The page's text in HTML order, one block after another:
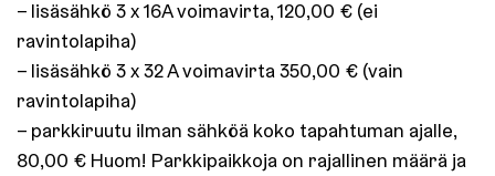
– lisäsähkö 3 x 16A voimavirta, 120,00 € (ei
ravintolapiha)
– lisäsähkö 3 x 32 A voimavirta 350,00 € (vain
ravintolapiha)
– parkkiruutu ilman sähköä koko tapahtuman ajalle,
80,00 € Huom! Parkkipaikkoja on rajallinen määrä ja